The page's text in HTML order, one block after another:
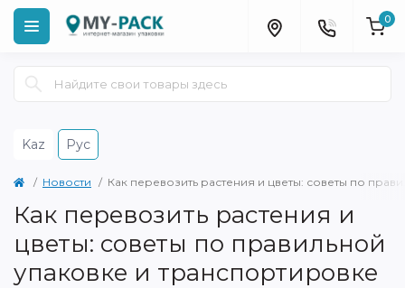
0
Kaz Рус
Новости Как перевозить растения и цветы: советы по
Как перевозить растения и
цветы: советы по правильной
упаковке и транспортировке